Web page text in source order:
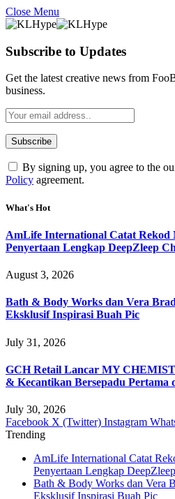
Close Menu
Subscribe to Updates
Get the latest creative news from
business.
By signing up, you agree to the
Policy agreement.
What's Hot
AmLife International Catat Rekod
Penyertaan Lengkap DeepZleep
August 3, 2026
Bath & Body Works dan Vera
Eksklusif Inspirasi Buah Pic
July 31, 2026
GCH Retail Lancar MY
& Kecantikan Bersepadu Pertama
July 30, 2026
Facebook X (Twitter) Instagram
Trending
AmLife International Catat
Penyertaan Lengkap
Bath & Body Works dan Vera
Eksklusif Inspirasi Buah Pic